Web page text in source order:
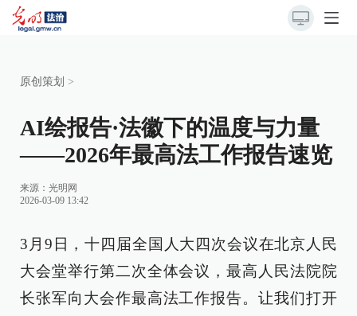
原创策划 >
AI绘报告·法徽下的温度与力量
——2026年最高法工作报告速览
来源： 光明网
2026-03-09 13:42
3月9日，十四届全国人大四次会议在北京人民
大会堂举行第二次全体会议，最高人民法院院
长张军向大会作最高法工作报告。让我们打开